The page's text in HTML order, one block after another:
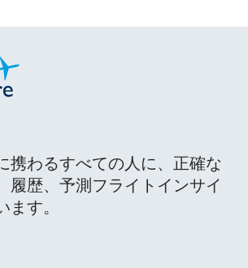
携わるすべての人に、正確な
履歴、予測フライトインサイ
ます。